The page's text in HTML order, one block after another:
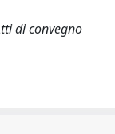
di convegno